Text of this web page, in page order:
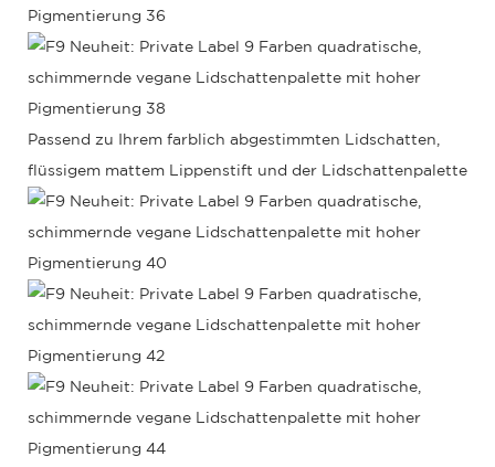
Passend zu Ihrem farblich abgestimmten Lidschatten,
flüssigem mattem Lippenstift und der Lidschattenpalette